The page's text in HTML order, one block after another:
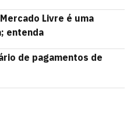
Livre é uma
entenda
de pagamentos de